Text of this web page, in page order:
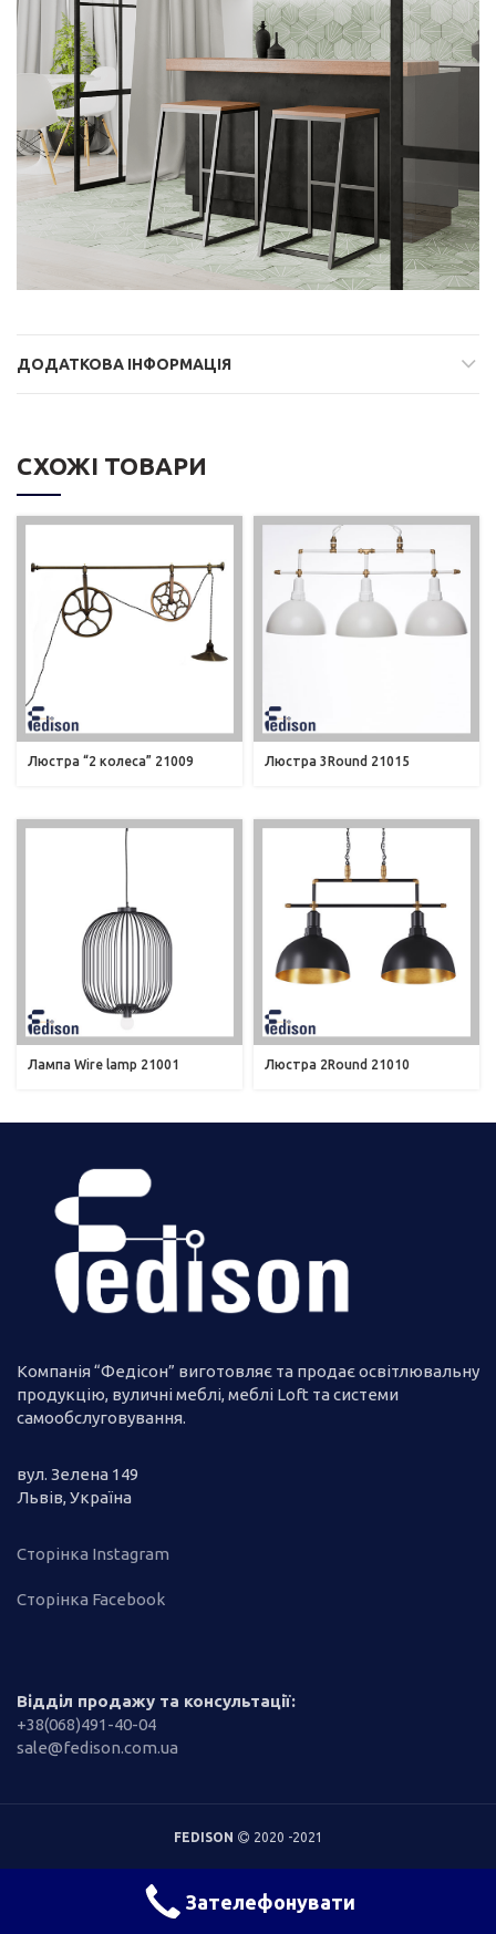
ДОДАТКОВА ІНФОРМАЦІЯ
СХОЖІ ТОВАРИ
Люстра “2 колеса” 21009 Люстра 3Round 21015
Лампа Wire lamp 21001 Люстра 2Round 21010
Компанія “Федісон” виготовляє та продає освітлювальну
продукцію, вуличні меблі, меблі Loft та системи
самообслуговування.
вул. Зелена 149
Львів, Україна
Сторінка Instagram
Сторінка Facebook
Відділ продажу та консультації:
+38(068)491-40-04
sale@fedison.com.ua
FEDISON 2020 -2021
Зателефонувати